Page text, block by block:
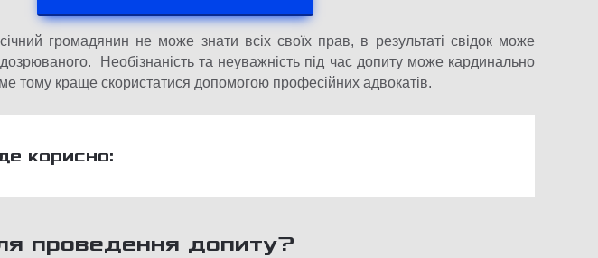
громадянин не може знати всіх своїх прав, в результаті свідок може
Необізнаність та неуважність під час допиту може кардинально
тому краще скористатися допомогою професійних адвокатів.
корисно:
проведення допиту?